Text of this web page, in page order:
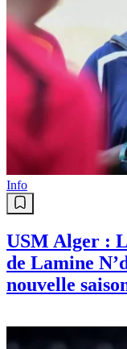
Info
USM Alger :
de Lamine
nouvelle